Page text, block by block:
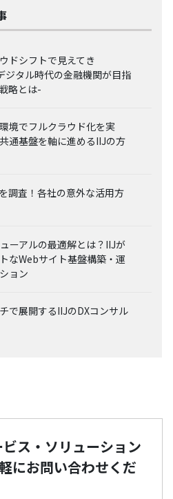
ドシフトで見えてき
ジタル時代の金融機関が目指
略とは-
境でフルクラウド化を実
通基盤を軸に進めるIIJの方
調査！各社の意外な活用方
ーアルの最適解とは？IIJが
なWebサイト基盤構築・運
ョン
で展開するIIJのDXコンサル
ス・ソリューション
にお問い合わせくだ